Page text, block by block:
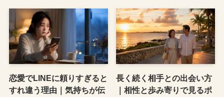
恋愛でLINEに頼りすぎると
すれ違う理由｜気持ちが伝
長く続く相手との出会い方
｜相性と歩み寄りで見るポ